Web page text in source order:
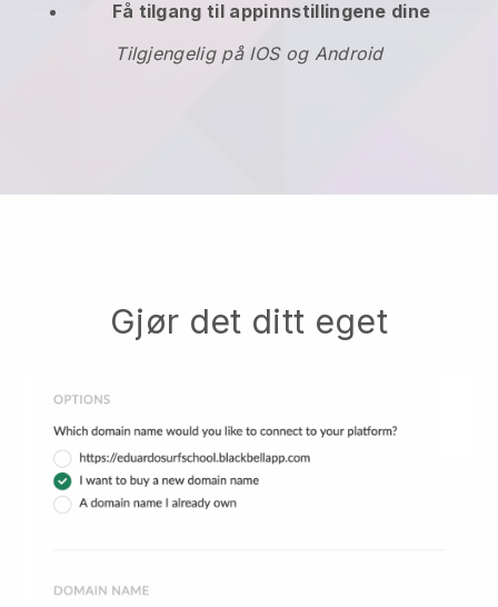
Få tilgang til appinnstillingene dine
Tilgjengelig på IOS og Android
Gjør det ditt eget